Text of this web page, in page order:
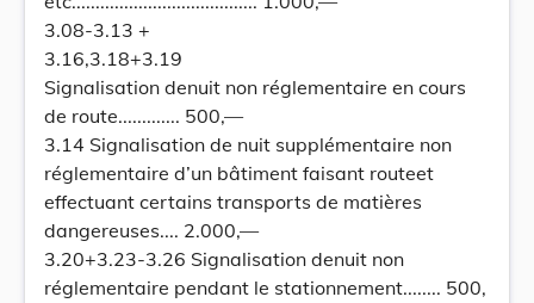
3.08-3.13 +
3.16,3.18+3.19
Signalisation denuit non réglementaire en cours
de route............. 500,—
3.14 Signalisation de nuit supplémentaire non
réglementaire d’un bâtiment faisant routeet
effectuant certains transports de matières
dangereuses.... 2.000,—
3.20+3.23-3.26 Signalisation denuit non
réglementaire pendant le stationnement........ 500,